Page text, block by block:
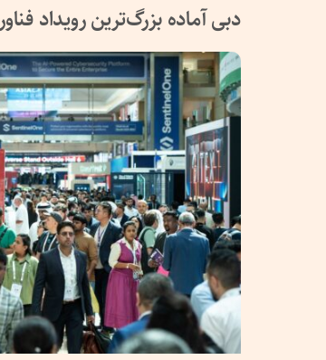
دبی آماده بزرگ‌ترین رویداد